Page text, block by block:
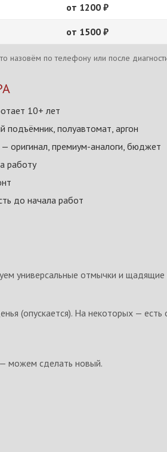
от 1200 ₽
от 1500 ₽
назовём по телефону или после
10+ лет
подъёмник, полуавтомат, аргон
оригинал, премиум-аналоги, бюджет
работу
до начала работ
универсальные отмычки и
(опускается). На некоторых — есть
— можем сделать новый.